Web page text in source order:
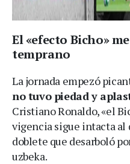
El «efecto Bicho»
temprano
La jornada empezó
no tuvo piedad y
Cristiano Ronaldo, «el
vigencia sigue intacta al
doblete que desarboló
uzbeka.